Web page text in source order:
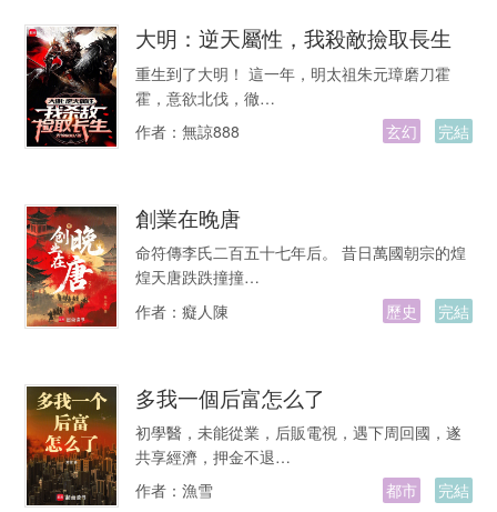
大明：逆天屬性，我殺敵撿取長生
重生到了大明！ 這一年，明太祖朱元璋磨刀霍
霍，意欲北伐，徹…
作者： 無諒888 玄幻 完結
創業在晚唐
命符傳李氏二百五十七年后。 昔日萬國朝宗的煌
煌天唐跌跌撞撞…
作者： 癡人陳 歷史 完結
多我一個后富怎么了
初學醫，未能從業，后販電視，遇下周回國，遂
共享經濟，押金不退…
作者： 漁雪 都市 完結